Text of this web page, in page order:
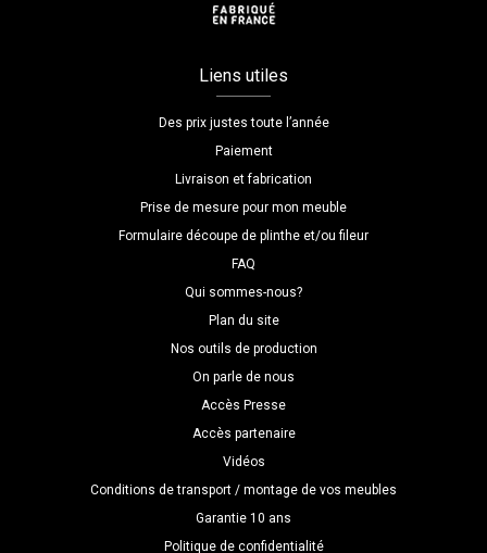
Liens utiles
Des prix justes toute l’année
Paiement
Livraison et fabrication
Prise de mesure pour mon meuble
Formulaire découpe de plinthe et/ou fileur
FAQ
Qui sommes-nous?
Plan du site
Nos outils de production
On parle de nous
Accès Presse
Accès partenaire
Vidéos
Conditions de transport / montage de vos meubles
Garantie 10 ans
Politique de confidentialité